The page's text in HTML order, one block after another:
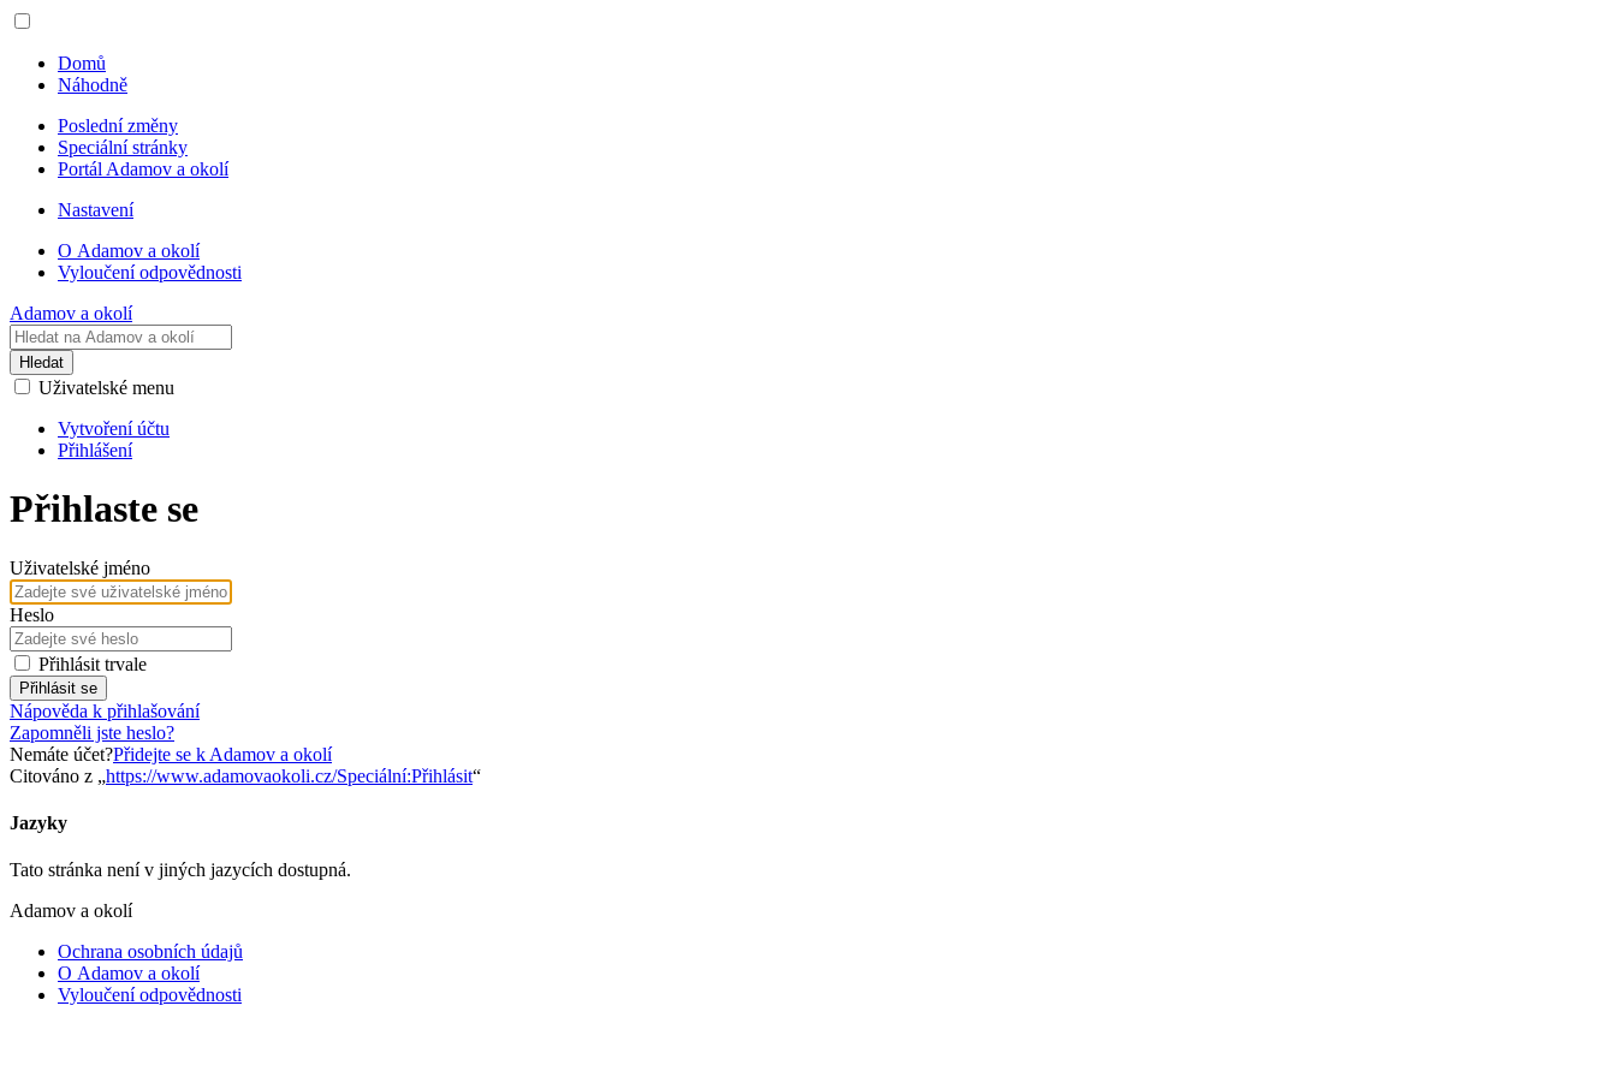
Domů
Náhodně
Poslední změny
Speciální stránky
Portál Adamov a okolí
Nastavení
O Adamov a okolí
Vyloučení odpovědnosti
Adamov a okolí
Hledat
Uživatelské menu
Vytvoření účtu
Přihlášení
Přihlaste se
Uživatelské jméno
Heslo
Přihlásit trvale
Přihlásit se
Nápověda k přihlašování
Zapomněli jste heslo?
Nemáte účet?Přidejte se k Adamov a okolí
Citováno z „https://www.adamovaokoli.cz/Speciální:Přihlásit“
Jazyky
Tato stránka není v jiných jazycích dostupná.
Adamov a okolí
Ochrana osobních údajů
O Adamov a okolí
Vyloučení odpovědnosti